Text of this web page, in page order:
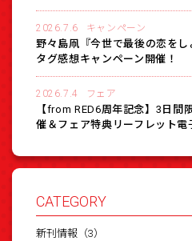
2026.7.6 キャンペーン
野々島凧『今世で最後の恋を
タグ感想キャンペーン開催！
2026.7.4 フェア
【from RED6周年記念】3日間
催＆フェア特典リーフレット電
CATEGORY
新刊情報（3）